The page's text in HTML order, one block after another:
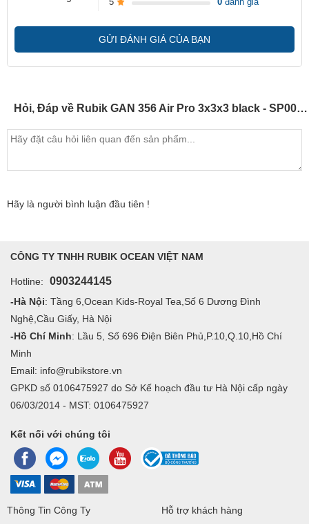
GỬI ĐÁNH GIÁ CỦA BẠN
Hỏi, Đáp về Rubik GAN 356 Air Pro 3x3x3 black - SP004851
Hãy là người bình luận đầu tiên !
CÔNG TY TNHH RUBIK OCEAN VIỆT NAM
Hotline: 0903244145
-Hà Nội: Tầng 6,Ocean Kids-Royal Tea,Số 6 Dương Đình
Nghệ,Cầu Giấy, Hà Nội
-Hồ Chí Minh: Lầu 5, Số 696 Điện Biên Phủ,P.10,Q.10,Hồ Chí
Minh
Email: info@rubikstore.vn
GPKD số 0106475927 do Sở Kế hoạch đầu tư Hà Nội cấp ngày
06/03/2014 - MST: 0106475927
Kết nối với chúng tôi
Thông Tin Công Ty Hỗ trợ khách hàng